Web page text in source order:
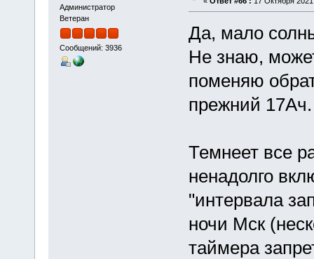
Администратор
Ветеран
Сообщений: 3936
Да, мало
Не знаю,
поменяю
прежний 17Ач.
Темнеет все
ненадолго
"интервала
ночи Мск
таймера